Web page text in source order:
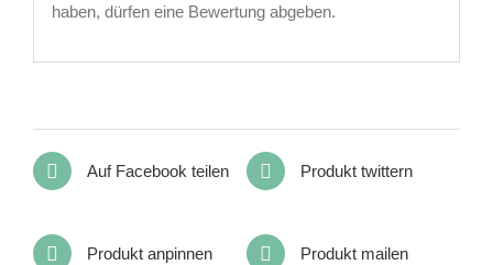
haben, dürfen eine Bewertung abgeben.
Auf Facebook teilen Produkt twittern
Produkt anpinnen Produkt mailen